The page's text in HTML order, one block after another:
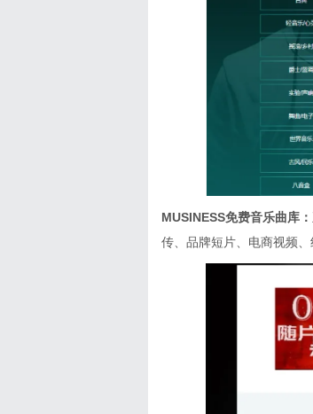
MUSINESS免费音乐曲库：
传、品牌短片、电商视频